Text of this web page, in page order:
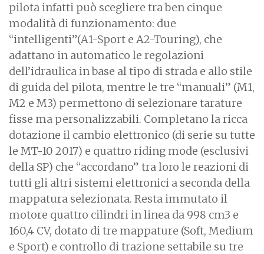
pilota infatti può scegliere tra ben cinque
modalità di funzionamento: due
“intelligenti”(A1-Sport e A2-Touring), che
adattano in automatico le regolazioni
dell’idraulica in base al tipo di strada e allo stile
di guida del pilota, mentre le tre “manuali” (M1,
M2 e M3) permettono di selezionare tarature
fisse ma personalizzabili. Completano la ricca
dotazione il cambio elettronico (di serie su tutte
le MT-10 2017) e quattro riding mode (esclusivi
della SP) che “accordano” tra loro le reazioni di
tutti gli altri sistemi elettronici a seconda della
mappatura selezionata. Resta immutato il
motore quattro cilindri in linea da 998 cm3 e
160,4 CV, dotato di tre mappature (Soft, Medium
e Sport) e controllo di trazione settabile su tre